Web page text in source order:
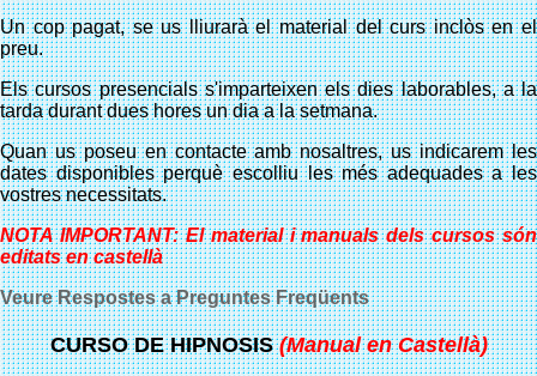
Un cop pagat, se us lliurarà el material del curs inclòs en el
preu.
Els cursos presencials s'imparteixen els dies laborables, a la
tarda durant dues hores un dia a la setmana.
Quan us poseu en contacte amb nosaltres, us indicarem les
dates disponibles perquè escolliu les més adequades a les
vostres necessitats.
NOTA IMPORTANT: El material i manuals dels cursos són
editats en castellà
Veure Respostes a Preguntes Freqüents
CURSO DE HIPNOSIS(Manual en Castellà)